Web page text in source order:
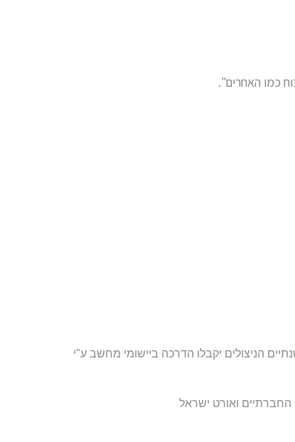
כמו האחרים".
הניצולים יקבלו הדרכה ביישומי מחשב ע"י
ואורט ישראל